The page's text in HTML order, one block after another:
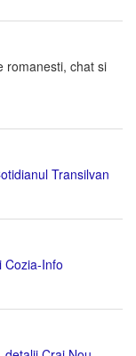
romanesti, chat si
Transilvan
Cozia-Info